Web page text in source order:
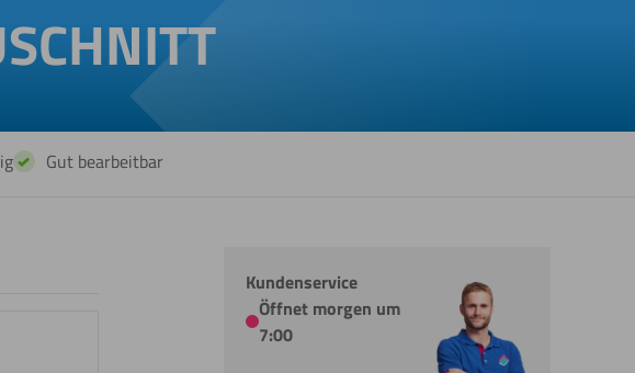
Gut bearbeitbar
Kundenservice
Öffnet morgen um
7:00